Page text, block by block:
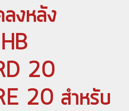
งหลัง
20
20 สำหรับ